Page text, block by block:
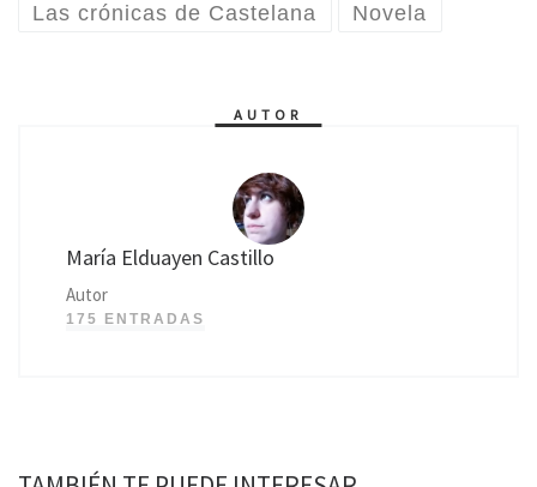
Las crónicas de Castelana Novela
AUTOR
María Elduayen Castillo
Autor
175 ENTRADAS